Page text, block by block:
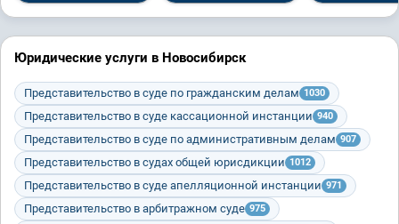
Юридические услуги в Новосибирск
Представительство в суде по гражданским делам 1030
Представительство в суде кассационной инстанции 940
Представительство в суде по административным делам 907
Представительство в судах общей юрисдикции 1012
Представительство в суде апелляционной инстанции 971
Представительство в арбитражном суде 975